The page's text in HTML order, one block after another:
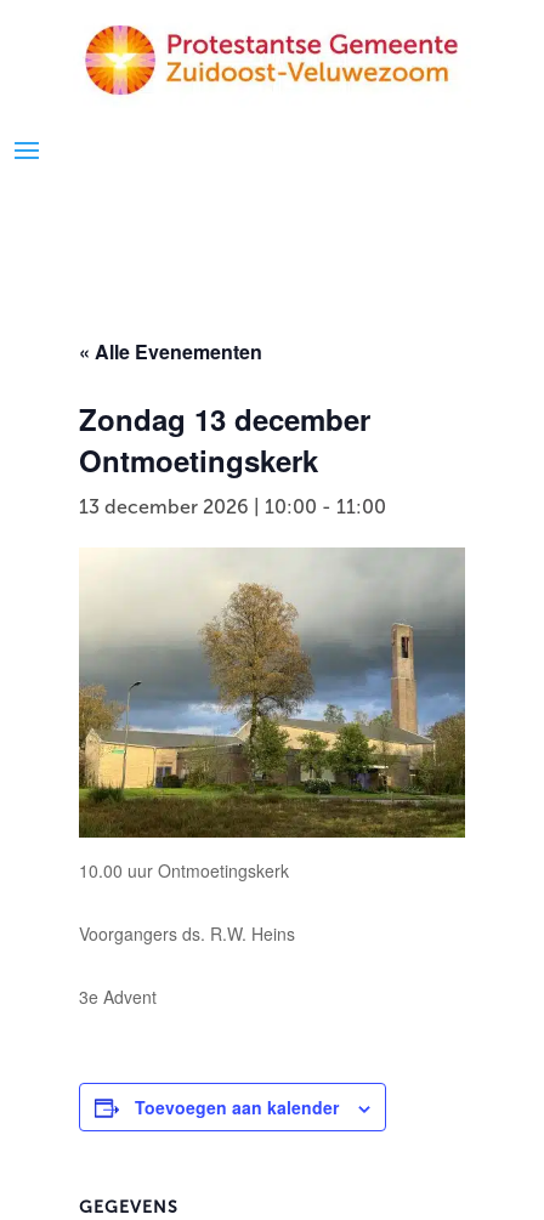
« Alle Evenementen
Zondag 13 december
Ontmoetingskerk
13 december 2026 | 10:00 - 11:00
10.00 uur Ontmoetingskerk
Voorgangers ds. R.W. Heins
3e Advent
Toevoegen aan kalender
GEGEVENS